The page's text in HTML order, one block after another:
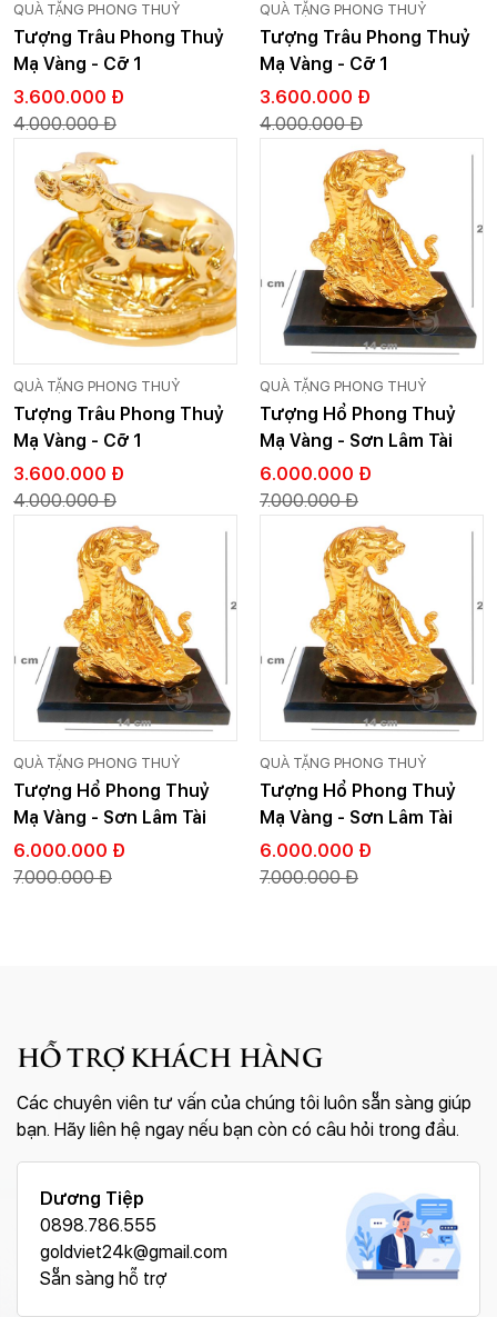
QUÀ TẶNG PHONG THUỶ
Tượng Trâu Phong Thuỷ
Mạ Vàng - Cỡ 1
3.600.000 Đ
4.000.000 Đ
QUÀ TẶNG PHONG THUỶ
Tượng Trâu Phong Thuỷ
Mạ Vàng - Cỡ 1
3.600.000 Đ
4.000.000 Đ
QUÀ TẶNG PHONG THUỶ
Tượng Trâu Phong Thuỷ
Mạ Vàng - Cỡ 1
3.600.000 Đ
4.000.000 Đ
QUÀ TẶNG PHONG THUỶ
Tượng Hổ Phong Thuỷ
Mạ Vàng - Sơn Lâm Tài
Lộc
6.000.000 Đ
7.000.000 Đ
QUÀ TẶNG PHONG THUỶ
Tượng Hổ Phong Thuỷ
Mạ Vàng - Sơn Lâm Tài
Lộc
6.000.000 Đ
7.000.000 Đ
QUÀ TẶNG PHONG THUỶ
Tượng Hổ Phong Thuỷ
Mạ Vàng - Sơn Lâm Tài
Lộc
6.000.000 Đ
7.000.000 Đ
HỖ TRỢ KHÁCH HÀNG
Các chuyên viên tư vấn của chúng tôi luôn sẵn sàng giúp
bạn. Hãy liên hệ ngay nếu bạn còn có câu hỏi trong đầu.
Dương Tiệp
0898.786.555
goldviet24k@gmail.com
Sẵn sàng hỗ trợ